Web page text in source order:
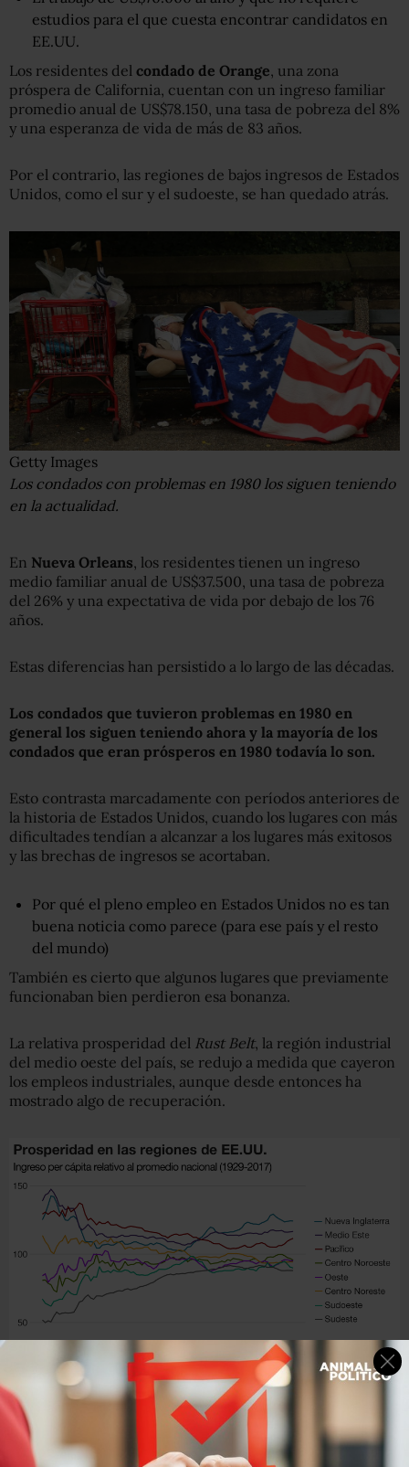
estudios para el que cuesta encontrar candidatos en
EE.UU.
Los residentes del condado de Orange , una zona
próspera de California, cuentan con un ingreso familiar
promedio anual de US$78.150, una tasa de pobreza del 8%
y una esperanza de vida de más de 83 años.
Por el contrario, las regiones de bajos ingresos de Estados
Unidos, como el sur y el sudoeste, se han quedado atrás.
Getty Images
Los condados con problemas en 1980 los siguen teniendo
en la actualidad.
En Nueva Orleans, los residentes tienen un ingreso
medio familiar anual de US$37.500, una tasa de pobreza
del 26% y una expectativa de vida por debajo de los 76
años.
Estas diferencias han persistido a lo largo de las décadas.
Los condados que tuvieron problemas en 1980 en
general los siguen teniendo ahora y la mayoría de los
condados que eran prósperos en 1980 todavía lo son.
Esto contrasta marcadamente con períodos anteriores de
la historia de Estados Unidos, cuando los lugares con más
dificultades tendían a alcanzar a los lugares más exitosos
y las brechas de ingresos se acortaban.
Por qué el pleno empleo en Estados Unidos no es tan
buena noticia como parece (para ese país y el resto
del mundo)
También es cierto que algunos lugares que previamente
funcionaban bien perdieron esa bonanza.
La relativa prosperidad del Rust Belt, la región industrial
del medio oeste del país, se redujo a medida que cayeron
los empleos industriales, aunque desde entonces ha
mostrado algo de recuperación.
BBC